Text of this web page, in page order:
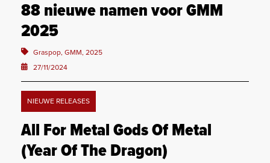
88 nieuwe namen voor GMM
2025
Graspop, GMM, 2025
27/11/2024
NIEUWE RELEASES
All For Metal Gods Of Metal
(Year Of The Dragon)